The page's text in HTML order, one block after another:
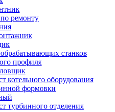
ремонту
станков
профиля
котельного оборудования
формовки
турбинного отделения